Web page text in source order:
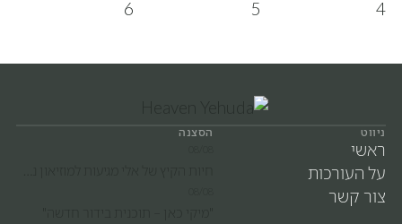
ניווט
ראשי
על העורכות
צור קשר
הסצנה